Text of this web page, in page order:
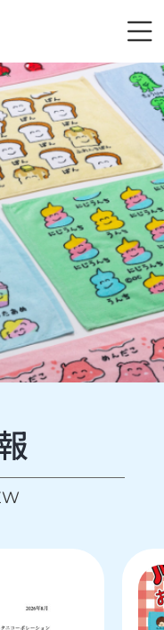
ョンは
。